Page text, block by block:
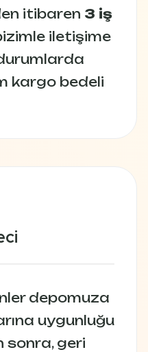
itibaren 3 iş
iletişime
kargo bedeli
depomuza
uygunluğu
sonra, geri